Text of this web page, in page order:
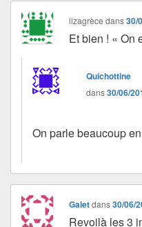
lizagrèce dans30/
Et bien ! « On
Quichottine
dans30/06/
On parle beaucoup
Galetdans30/06/
Revoilà les 3